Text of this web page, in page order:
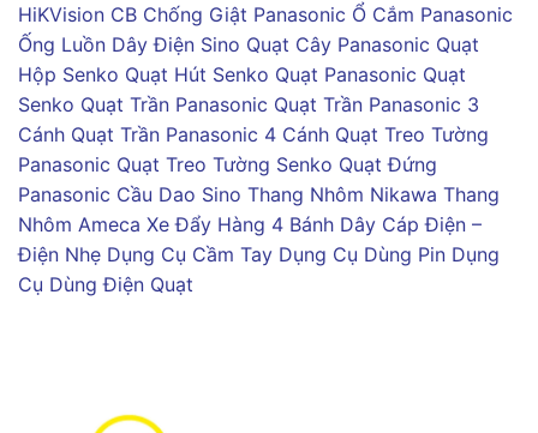
HiKVision CB Chống Giật Panasonic Ổ Cắm Panasonic
Ống Luồn Dây Điện Sino Quạt Cây Panasonic Quạt
Hộp Senko Quạt Hút Senko Quạt Panasonic Quạt
Senko Quạt Trần Panasonic Quạt Trần Panasonic 3
Cánh Quạt Trần Panasonic 4 Cánh Quạt Treo Tường
Panasonic Quạt Treo Tường Senko Quạt Đứng
Panasonic Cầu Dao Sino Thang Nhôm Nikawa Thang
Nhôm Ameca Xe Đẩy Hàng 4 Bánh Dây Cáp Điện –
Điện Nhẹ Dụng Cụ Cầm Tay Dụng Cụ Dùng Pin Dụng
Cụ Dùng Điện Quạt